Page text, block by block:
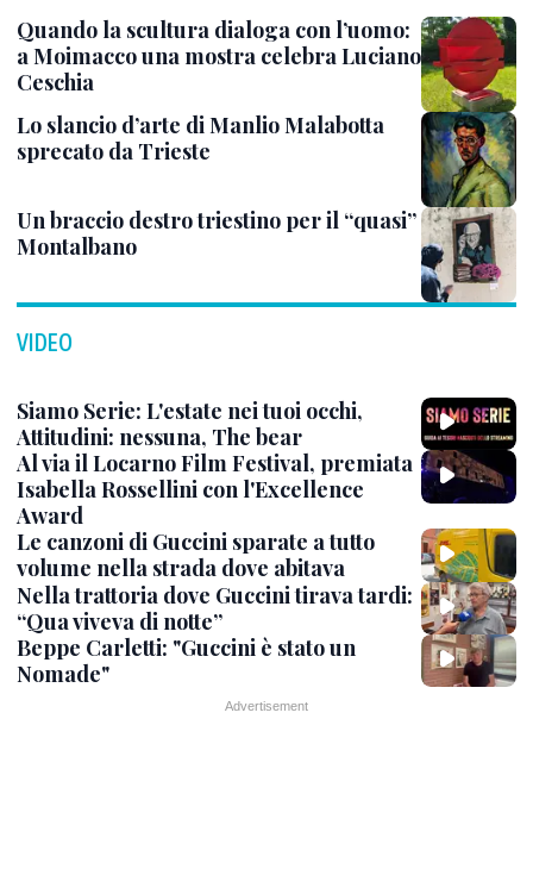
Quando la scultura dialoga con l’uomo:
a Moimacco una mostra celebra Luciano
Ceschia
Lo slancio d’arte di Manlio Malabotta
sprecato da Trieste
Un braccio destro triestino per il “quasi”
Montalbano
VIDEO
Siamo Serie: L'estate nei tuoi occhi,
Attitudini: nessuna, The bear
Al via il Locarno Film Festival, premiata
Isabella Rossellini con l'Excellence
Award
Le canzoni di Guccini sparate a tutto
volume nella strada dove abitava
Nella trattoria dove Guccini tirava tardi:
“Qua viveva di notte”
Beppe Carletti: "Guccini è stato un
Nomade"